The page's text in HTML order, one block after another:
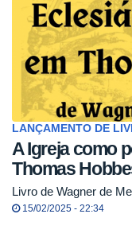
LANÇAMENTO DE
A Igreja como
Thomas
Livro de Wagner de
15/02/2025 - 22:34